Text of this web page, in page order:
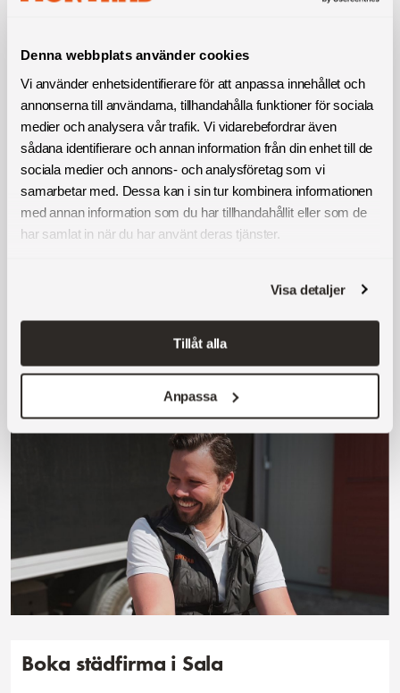
Denna webbplats använder cookies
Vi använder enhetsidentifierare för att anpassa innehållet och
annonserna till användarna, tillhandahålla funktioner för sociala
medier och analysera vår trafik. Vi vidarebefordrar även
sådana identifierare och annan information från din enhet till de
sociala medier och annons- och analysföretag som vi
samarbetar med. Dessa kan i sin tur kombinera informationen
med annan information som du har tillhandahållit eller som de
har samlat in när du har använt deras tjänster.
Visa detaljer
Tillåt alla
Anpassa
Få städhjälp i Sala – Till fast pris
Vi anpassar vår städhjälp efter dina önskemål och din vardag –
besök varje vecka, varannan eller månadsvis bestämmer du själv.
Innan vi sätter igång kommer vi hem till dig för ett personligt möte.
Vi lyssnar på dina önskemål, går igenom vad som är viktigast för
dig och skapar en skräddarsydd lösning med ett tydligt, fast pris.
Våra tjänster:
Boka städfirma i Sala